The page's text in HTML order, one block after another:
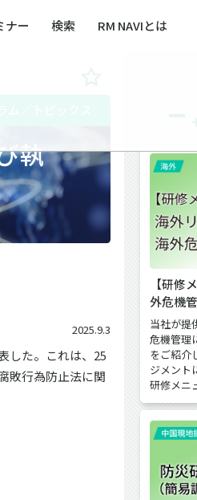
ナー 検索 RM NAVIとは
／BCM（事業継続マネジメント）
文化醸成／労働安全衛生
管理
執
2025.9.3
した。これは、25
敗行為防止法に関
【研修
外危機
当社が提
危機管理
をご紹介
ジメント
研修メニ